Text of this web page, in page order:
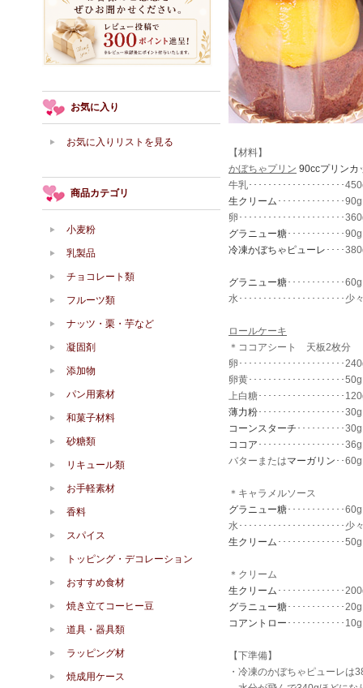
【材料】
かぼちゃプリン 90ccプリンカ
牛乳････････････････････
生クリーム ･･････････････90g
卵･･････････････････････
グラニュー糖････････････90g
冷凍かぼちゃピューレ ････
グラニュー糖････････････60g
水･･････････････････････少
ロールケーキ
＊ココアシート 天板2枚分
卵･･････････････････････
卵黄････････････････････50g
上白糖･･････････････････
薄力粉･･････････････････30g
コーンスターチ ･･････････30g
ココア ･･････････････････36g
バターまたはマーガリン ･･60g
＊キャラメルソース
グラニュー糖････････････60g
水･･････････････････････少
生クリーム ･･････････････50g
＊クリーム
生クリーム ･･････････････
グラニュー糖････････････20g
コアントロー ････････････10g
【下準備】
・冷凍のかぼちゃピューレは
お気に入り
お気に入りリストを見る
商品カテゴリ
小麦粉
乳製品
チョコレート類
フルーツ類
ナッツ・栗・芋など
凝固剤
添加物
パン用素材
和菓子材料
砂糖類
リキュール類
お手軽素材
香料
スパイス
トッピング・デコレーション
おすすめ食材
焼き立てコーヒー豆
道具・器具類
ラッピング材
焼成用ケース